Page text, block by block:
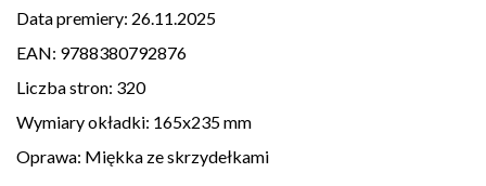
Data premiery: 26.11.2025
EAN: 9788380792876
Liczba stron: 320
Wymiary okładki: 165x235 mm
Oprawa: Miękka ze skrzydełkami